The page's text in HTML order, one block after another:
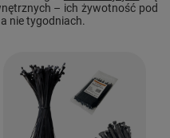
– ich żywotność pod
nie tygodniach.